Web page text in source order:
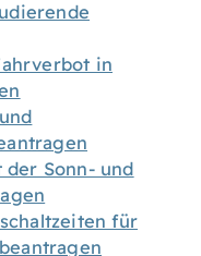
in
der Sonn- und
für